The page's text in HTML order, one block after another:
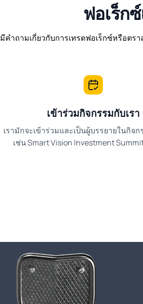
ฟอเร็ก
มีคำถามเกี่ยวกับการเทรดฟอเร็กซ์หรือตร
เข้าร่วมกิจกรรมกับเรา
เรามักจะเข้าร่วมและเป็นผู้บรรยายในกิจ
เช่น Smart Vision Investment